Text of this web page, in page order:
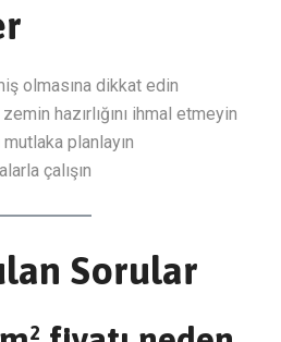
olmasına dikkat edin
hazırlığını ihmal etmeyin
planlayın
çalışın
Sorular